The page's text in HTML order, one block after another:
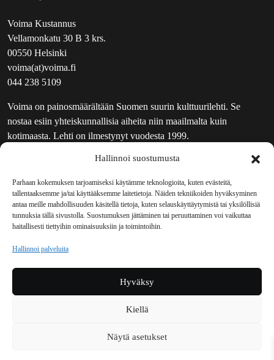
Hallinnoi suostumusta
Parhaan kokemuksen tarjoamiseksi käytämme teknologioita, kuten evästeitä,
tallentaaksemme ja/tai käyttääksemme laitetietoja. Näiden tekniikoiden hyväksyminen
antaa meille mahdollisuuden käsitellä tietoja, kuten selauskäyttäytymistä tai yksilöllisiä
tunnuksia tällä sivustolla. Suostumuksen jättäminen tai peruuttaminen voi vaikuttaa
haitallisesti tiettyihin ominaisuuksiin ja toimintoihin.
Hallinnoi palveluita
Hyväksy
Kiellä
Näytä asetukset
Voima Kustannus
Vellamonkatu 30 B 3 krs.
00550 Helsinki
voima(at)voima.fi
044 238 5109
Voima on painosmäärältään Suomen suurin kulttuurilehti. Se
nostaa esiin yhteiskunnallisia aiheita niin maailmalta kuin
kotimaasta. Lehti on ilmestynyt vuodesta 1999.
UUTISKIRJE
MAINOSTAJILLE
VASTAMAINOKSET
JAKELUPAIKAT
REKISTERISELOSTE
TILAUKSEN PERUUTUSPYYNTÖ
TILAUSOHJEET JA -EHDOT